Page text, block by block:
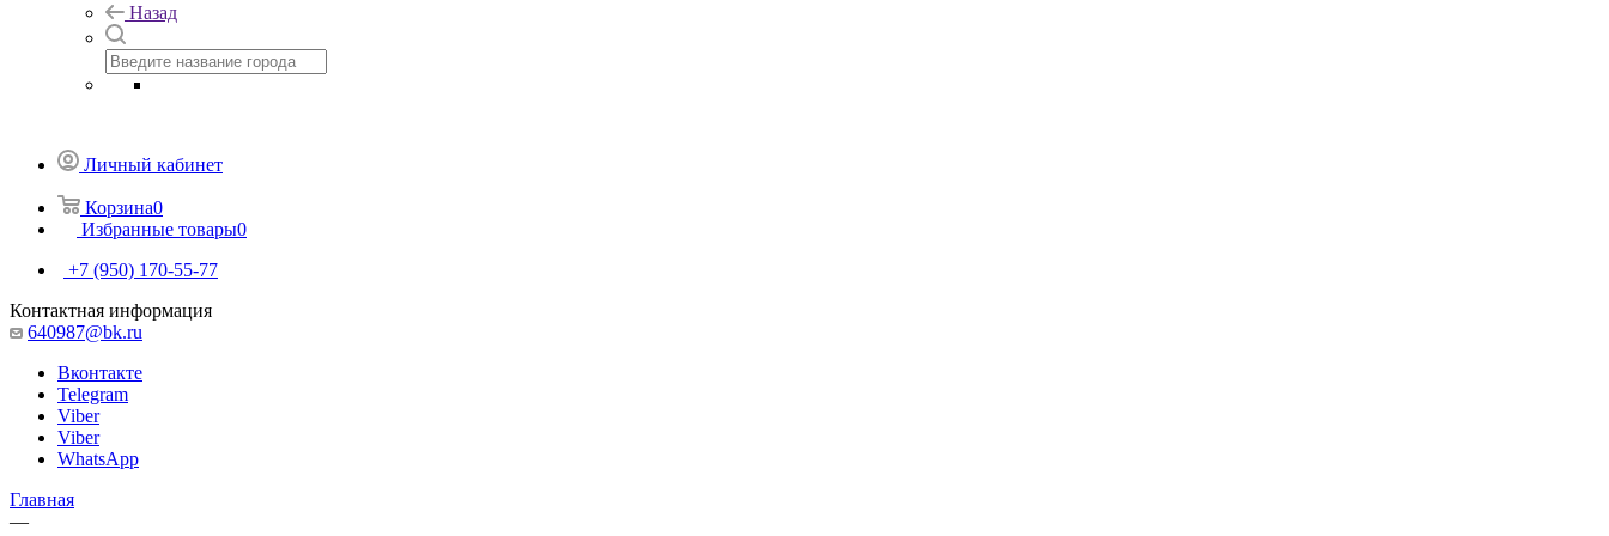
Назад
Личный кабинет
Корзина0
Избранные товары0
+7 (950) 170-55-77
Контактная информация
640987@bk.ru
Вконтакте
Telegram
Viber
Viber
WhatsApp
Главная
—